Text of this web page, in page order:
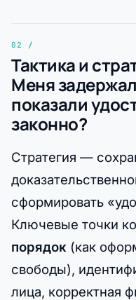
Тактика и
Меня
показали
законно?
Стратегия —
сформировать
Ключевые точки
порядок (как
свободы),
лица, корректная